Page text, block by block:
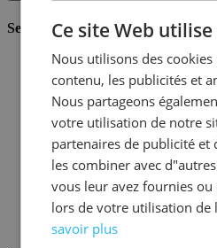
Service client
Commander chez Emob
Modalités de paiement
Livraison et expédition
Service et garantie
Annuler ou retourner
Réclamations
Astuces de montage
Conseils d'entretien
Mot de passe oublié?
FAQ
Stockage & Fulfilment
Ce site Web
Nous utilisons des
contenu, les publicités et
Nous partageons
votre utilisation de notre
partenaires de publicité et
les combiner avec
vous leur avez fournies
lors de votre utilisation de
savoir plus